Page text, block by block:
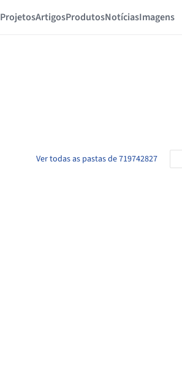
ProjetosArtigosProdutosNotíciasImagens
Ver todas as pastas de 719742827